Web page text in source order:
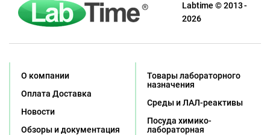
Labtime © 2013 -
2026
О компании
Оплата Доставка
Новости
Обзоры и документация
Товары лабораторного
назначения
Среды и ЛАЛ-реактивы
Посуда химико-
лабораторная